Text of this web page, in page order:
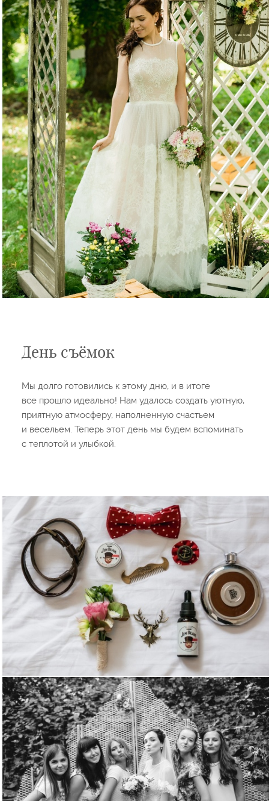
День съёмок
Мы долго готовились к этому дню, и в итоге
все прошло идеально! Нам удалось создать уютную,
приятную атмосферу, наполненную счастьем
и весельем. Теперь этот день мы будем вспоминать
с теплотой и улыбкой.